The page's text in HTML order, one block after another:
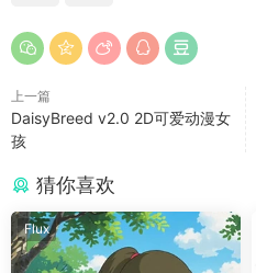
上一篇
DaisyBreed v2.0 2D可爱动漫女
孩
猜你喜欢
Flux